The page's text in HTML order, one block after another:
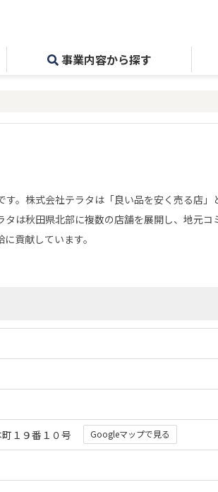
事業内容から探す
。株式会社テラタは「良い品を安く売る店」
は秋田県北部に複数の店舗を展開し、地元コ
貢献しています。
町１９番１０号 Googleマップで見る